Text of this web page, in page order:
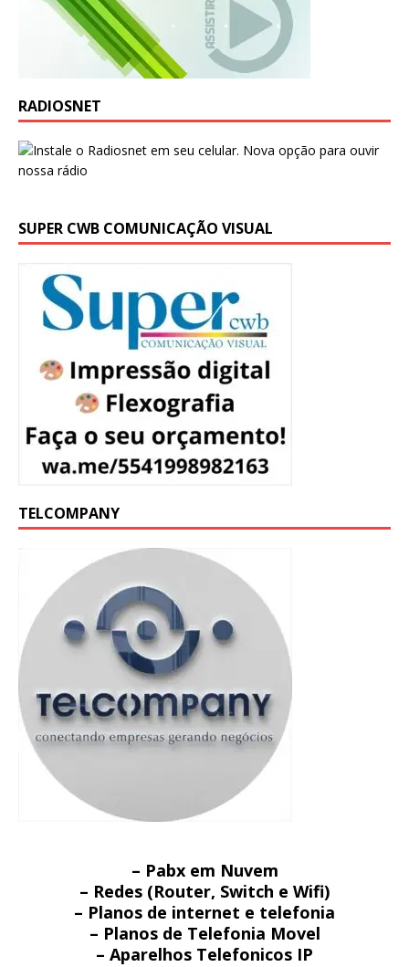
RADIOSNET
SUPER CWB COMUNICAÇÃO VISUAL
TELCOMPANY
– Pabx em Nuvem
– Redes (Router, Switch e Wifi)
– Planos de internet e telefonia
– Planos de Telefonia Movel
– Aparelhos Telefonicos IP